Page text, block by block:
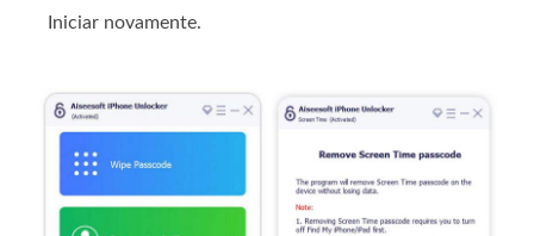
Iniciar novamente.